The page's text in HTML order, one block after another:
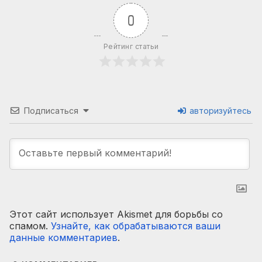
0
Рейтинг статьи
Подписаться авторизуйтесь
Этот сайт использует Akismet для борьбы со
спамом. Узнайте, как обрабатываются ваши
данные комментариев.